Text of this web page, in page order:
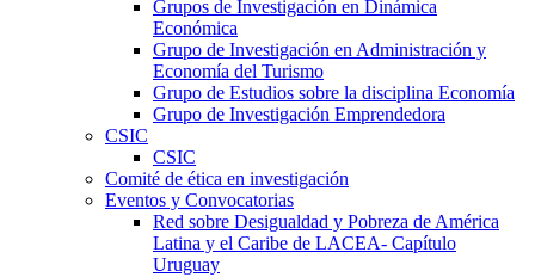
Grupos de Investigación en Dinámica
Económica
Grupo de Investigación en Administración y
Economía del Turismo
Grupo de Estudios sobre la disciplina Economía
Grupo de Investigación Emprendedora
CSIC
CSIC
Comité de ética en investigación
Eventos y Convocatorias
Red sobre Desigualdad y Pobreza de América
Latina y el Caribe de LACEA- Capítulo
Uruguay